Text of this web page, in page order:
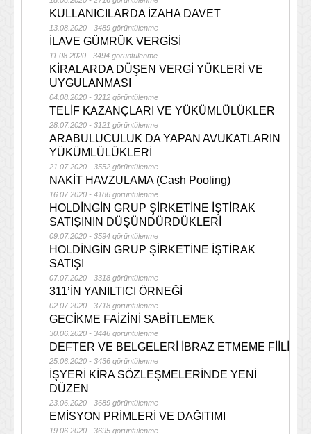
KULLANICILARDA İZAHA DAVET
13.08.2020 - 3489 görüntülenme
İLAVE GÜMRÜK VERGİSİ
11.08.2020 - 3494 görüntülenme
KİRALARDA DÜŞEN VERGİ YÜKLERİ VE
UYGULANMASI
04.08.2020 - 3212 görüntülenme
TELİF KAZANÇLARI VE YÜKÜMLÜLÜKLER
28.07.2020 - 3121 görüntülenme
ARABULUCULUK DA YAPAN AVUKATLARIN
YÜKÜMLÜLÜKLERİ
21.07.2020 - 3552 görüntülenme
NAKİT HAVZULAMA (Cash Pooling)
16.07.2020 - 4186 görüntülenme
HOLDİNGİN GRUP ŞİRKETİNE İŞTİRAK
SATIŞININ DÜŞÜNDÜRDÜKLERİ
09.07.2020 - 3594 görüntülenme
HOLDİNGİN GRUP ŞİRKETİNE İŞTİRAK
SATIŞI
07.07.2020 - 3318 görüntülenme
311’İN YANILTICI ÖRNEĞİ
02.07.2020 - 3718 görüntülenme
GECİKME FAİZİNİ SABİTLEMEK
30.06.2020 - 3446 görüntülenme
DEFTER VE BELGELERİ İBRAZ ETMEME FİİLİ
25.06.2020 - 3436 görüntülenme
İŞYERİ KİRA SÖZLEŞMELERİNDE YENİ
DÜZEN
23.06.2020 - 3689 görüntülenme
EMİSYON PRİMLERİ VE DAĞITIMI
19.06.2020 - 3695 görüntülenme